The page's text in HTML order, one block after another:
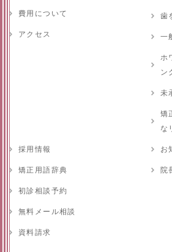
費用について
アクセス
歯
一
ホ
ン
未
矯
な
採用情報
矯正用語辞典
初診相談予約
無料メール相談
資料請求
お
院